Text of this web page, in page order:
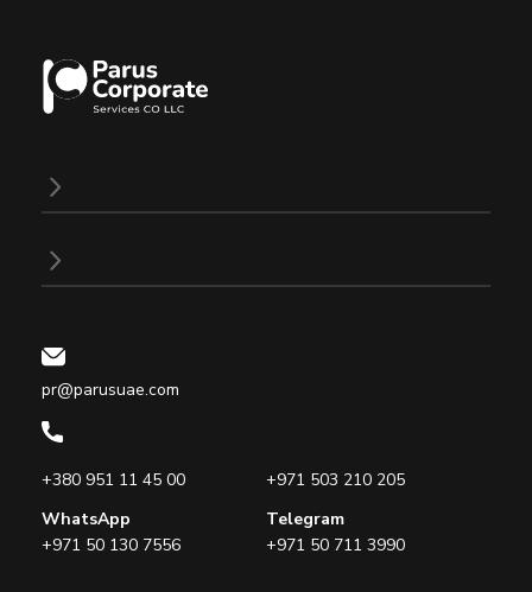
pr@parusuae.com
+380 951 11 45 00
+971 503 210 205
WhatsApp
+971 50 130 7556
Telegram
+971 50 711 3990